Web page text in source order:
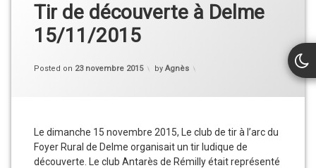
Tir de découverte à Delme
15/11/2015
Posted on 23 novembre 2015
Updated on
by Agnès
Le dimanche 15 novembre 2015, Le club de tir à l’arc du
Foyer Rural de Delme organisait un tir ludique de
découverte. Le club Antarès de Rémilly était représenté